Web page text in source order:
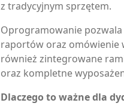
z tradycyjnym sprzętem.
Oprogramowanie
raportów oraz omówienie
również zintegrowane
oraz kompletne
Dlaczego to ważne dla